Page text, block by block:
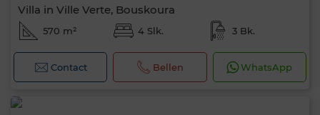
Villa in Ville Verte, Bouskoura
570 m² 4 Slk. 3 Bk.
Contact Bellen WhatsApp